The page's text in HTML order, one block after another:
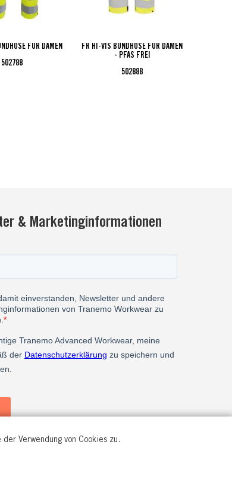
FÜR DAMEN
502788
FR HI-VIS BUNDHOSE FÜR DAMEN
- PFAS FREI
502888
& Marketinginformationen
Verwendung von Cookies zu.